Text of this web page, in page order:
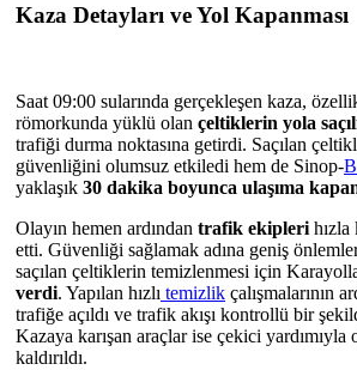
Kaza Detayları ve Yol Kapanması
Saat 09:00 sularında gerçekleşen kaza,
römorkunda yüklü olan çeltiklerin yola
trafiği durma noktasına getirdi. Saçılan
güvenliğini olumsuz etkiledi hem de Sinop-
yaklaşık 30 dakika boyunca ulaşıma
Olayın hemen ardından trafik ekipleri
etti. Güvenliği sağlamak adına geniş
saçılan çeltiklerin temizlenmesi için
verdi. Yapılan hızlı temizlik çalışmalarının
trafiğe açıldı ve trafik akışı kontrollü bir
Kazaya karışan araçlar ise çekici yardımıyla
kaldırıldı.